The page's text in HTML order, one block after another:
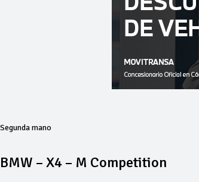
Segunda mano
BMW – X4 – M Competition